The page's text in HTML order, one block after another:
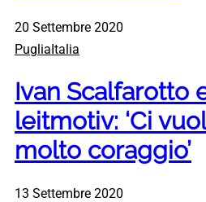
20 Settembre 2020
PugliaItalia
Ivan Scalfarotto
leitmotiv: ‘Ci
molto coraggio’
13 Settembre 2020